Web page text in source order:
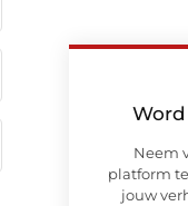
Neem
platform
jouw